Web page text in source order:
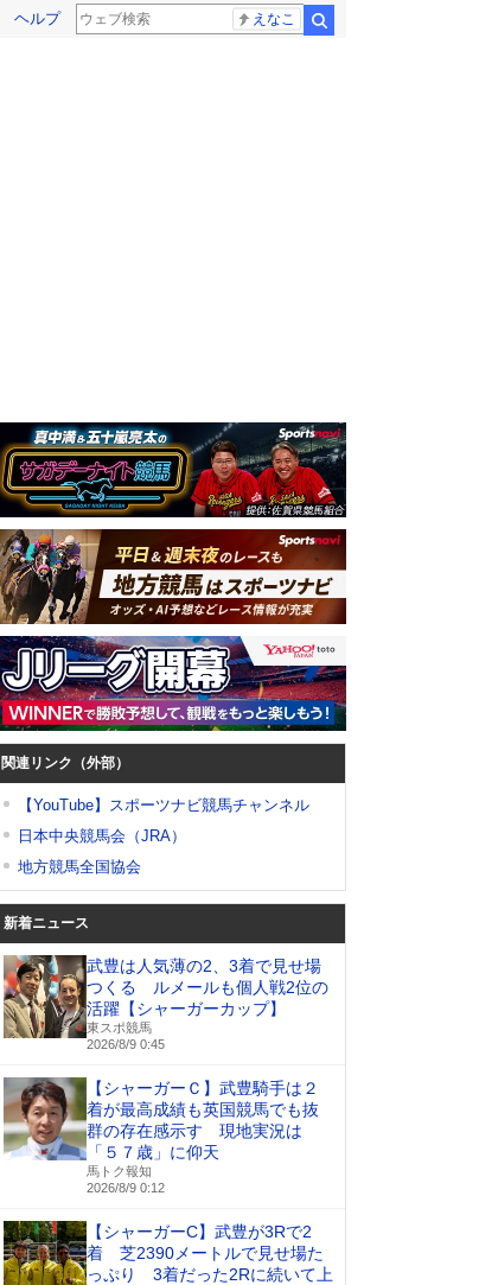
ヘルプ えなこ
関連リンク（外部）
【YouTube】スポーツナビ競馬チャンネル
日本中央競馬会（JRA）
地方競馬全国協会
新着ニュース
武豊は人気薄の2、3着で見せ場
つくる ルメールも個人戦2位の
活躍【シャーガーカップ】
東スポ競馬
2026/8/9 0:45
【シャーガーＣ】武豊騎手は２
着が最高成績も英国競馬でも抜
群の存在感示す 現地実況は
「５７歳」に仰天
馬トク報知
2026/8/9 0:12
【シャーガーC】武豊が3Rで2
着 芝2390メートルで見せ場た
っぷり 3着だった2Rに続いて上